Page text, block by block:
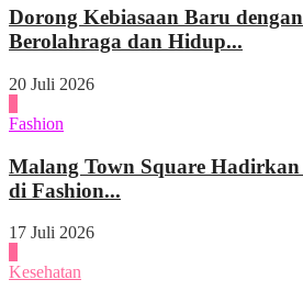
Dorong Kebiasaan Baru
Berolahraga dan Hidup...
20 Juli 2026
Fashion
Malang Town Square
di Fashion...
17 Juli 2026
Kesehatan